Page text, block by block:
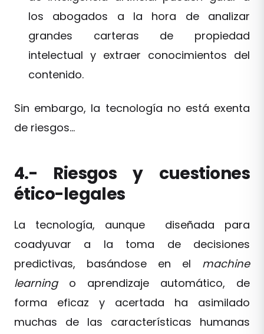
los abogados a la hora de analizar
grandes carteras de propiedad
intelectual y extraer conocimientos del
contenido.
Sin embargo, la tecnología no está exenta
de riesgos…
4.- Riesgos y cuestiones
ético-legales
La tecnología, aunque diseñada para
coadyuvar a la toma de decisiones
predictivas, basándose en el machine
learningo aprendizaje automático, de
forma eficaz y acertada ha asimilado
muchas de las características humanas